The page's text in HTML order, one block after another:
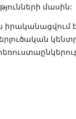
մասին:
իրականացվում է